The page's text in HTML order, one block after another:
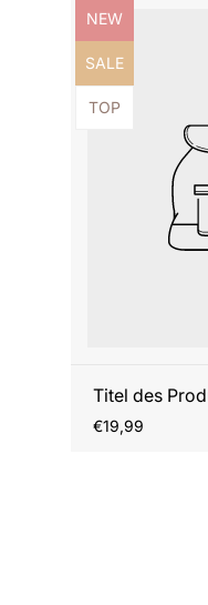
NEW
SALE
TOP
Titel des
Regulärer
€19,99